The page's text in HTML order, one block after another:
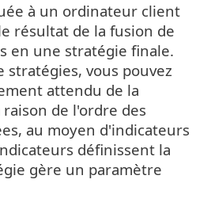
à un ordinateur client
résultat de la fusion de
en une stratégie finale.
stratégies, vous pouvez
attendu de la
de l'ordre des
au moyen d'indicateurs
définissent la
gère un paramètre